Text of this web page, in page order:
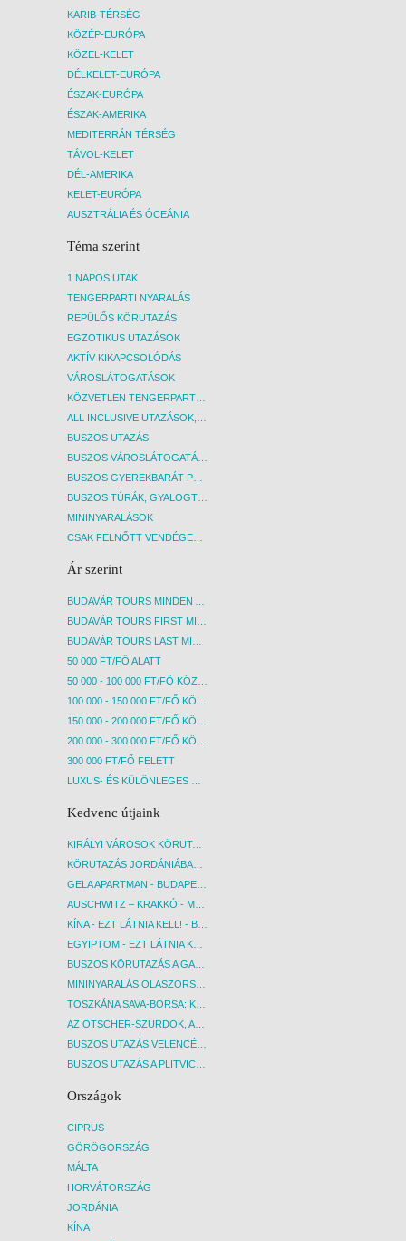
KARIB-TÉRSÉG
KÖZÉP-EURÓPA
KÖZEL-KELET
DÉLKELET-EURÓPA
ÉSZAK-EURÓPA
ÉSZAK-AMERIKA
MEDITERRÁN TÉRSÉG
TÁVOL-KELET
DÉL-AMERIKA
KELET-EURÓPA
AUSZTRÁLIA ÉS ÓCEÁNIA
Téma szerint
1 NAPOS UTAK
TENGERPARTI NYARALÁS
REPÜLŐS KÖRUTAZÁS
EGZOTIKUS UTAZÁSOK
AKTÍV KIKAPCSOLÓDÁS
VÁROSLÁTOGATÁSOK
KÖZVETLEN TENGERPARTI SZÁLLÁSOK
ALL INCLUSIVE UTAZÁSOK, NYARALÁSOK
BUSZOS UTAZÁS
BUSZOS VÁROSLÁTOGATÁSOK
BUSZOS GYEREKBARÁT PROGRAMOK
BUSZOS TÚRÁK, GYALOGTÚRÁK
MININYARALÁSOK
CSAK FELNŐTT VENDÉGEKET FOGADÓ SZÁLLÁSOK
Ár szerint
BUDAVÁR TOURS MINDEN AKCIÓS ÚT
BUDAVÁR TOURS FIRST MINUTE AKCIÓS UTAK
BUDAVÁR TOURS LAST MINUTE AKCIÓS UTAK
50 000 FT/FŐ ALATT
50 000 - 100 000 FT/FŐ KÖZÖTT
100 000 - 150 000 FT/FŐ KÖZÖTT
150 000 - 200 000 FT/FŐ KÖZÖTT
200 000 - 300 000 FT/FŐ KÖZÖTT
300 000 FT/FŐ FELETT
LUXUS- ÉS KÜLÖNLEGES UTAK
Kedvenc útjaink
KIRÁLYI VÁROSOK KÖRUTAZÁS KÖZVETLEN REPÜLŐJÁRATTAL - BUDAPEST, REPÜLŐ
KÖRUTAZÁS JORDÁNIÁBAN, HOLT-TENGERI PIHENÉSSEL - BUDAPEST, REPÜLŐ
GELA APARTMAN - BUDAPEST, REPÜLŐ
AUSCHWITZ – KRAKKÓ - MEGRÁZÓ IDŐUTAZÁS! - BUDAPEST, BUSZ
KÍNA - EZT LÁTNIA KELL! - BUDAPEST, REPÜLŐ
EGYIPTOM - EZT LÁTNIA KELL! - BUDAPEST, REPÜLŐ
BUSZOS KÖRUTAZÁS A GARDA-TÓ KÖRNYÉKÉN - BUDAPEST, BUSZ
MININYARALÁS OLASZORSZÁGBAN: ÉSZAK-OLASZ GYÖNGYSZEMEK NYOMÁBAN - BUDAPEST, BUSZ
TOSZKÁNA SAVA-BORSA: KÓSTOLÓK ÉS KULTURÁLIS UTAZÁS - BUDAPEST, BUSZ
AZ ÖTSCHER-SZURDOK, AUSZTRIA GRAND CANYONJA - BUDAPEST, BUSZ
BUSZOS UTAZÁS VELENCÉBE - BUDAPEST, BUSZ
BUSZOS UTAZÁS A PLITVICEI-TAVAK NEMZETI PARKBA - BUDAPEST, BUSZ
Országok
CIPRUS
GÖRÖGORSZÁG
MÁLTA
HORVÁTORSZÁG
JORDÁNIA
KÍNA